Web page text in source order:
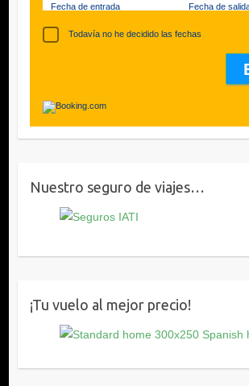
Fecha de entrada Fecha de
Todavía no he decidido las fechas
Nuestro seguro de viajes…
¡Tu vuelo al mejor precio!